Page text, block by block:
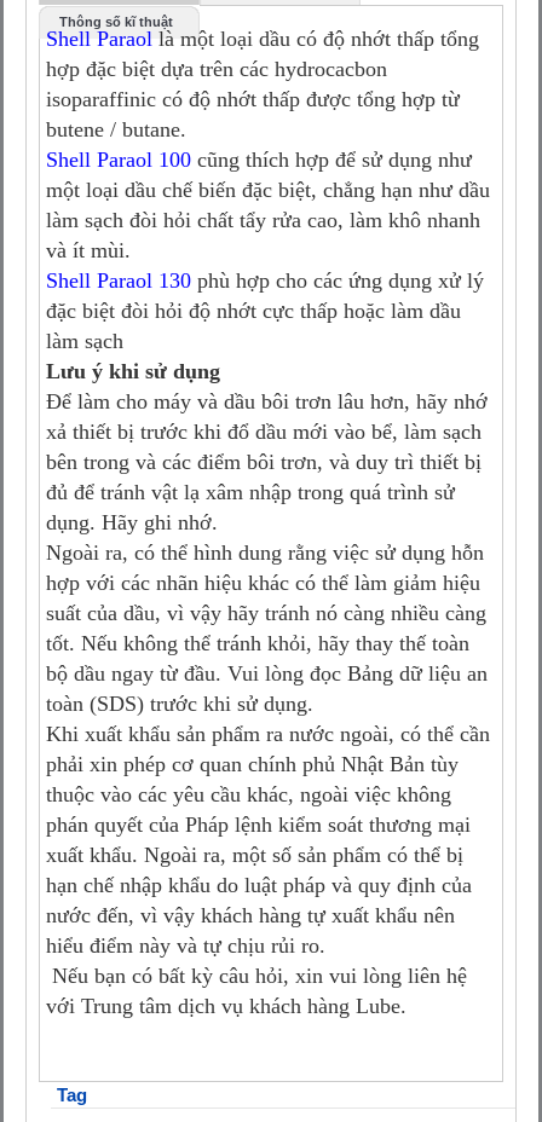
Thông số kĩ thuật
Shell Paraol là một loại dầu có độ nhớt thấp tổng
hợp đặc biệt dựa trên các hydrocacbon
isoparaffinic có độ nhớt thấp được tổng hợp từ
butene / butane.
Shell Paraol 100 cũng thích hợp để sử dụng như
một loại dầu chế biến đặc biệt, chẳng hạn như dầu
làm sạch đòi hỏi chất tẩy rửa cao, làm khô nhanh
và ít mùi.
Shell Paraol 130 phù hợp cho các ứng dụng xử lý
đặc biệt đòi hỏi độ nhớt cực thấp hoặc làm dầu
làm sạch
Lưu ý khi sử dụng
Để làm cho máy và dầu bôi trơn lâu hơn, hãy nhớ
xả thiết bị trước khi đổ dầu mới vào bể, làm sạch
bên trong và các điểm bôi trơn, và duy trì thiết bị
đủ để tránh vật lạ xâm nhập trong quá trình sử
dụng. Hãy ghi nhớ.
Ngoài ra, có thể hình dung rằng việc sử dụng hỗn
hợp với các nhãn hiệu khác có thể làm giảm hiệu
suất của dầu, vì vậy hãy tránh nó càng nhiều càng
tốt. Nếu không thể tránh khỏi, hãy thay thế toàn
bộ dầu ngay từ đầu. Vui lòng đọc Bảng dữ liệu an
toàn (SDS) trước khi sử dụng.
Khi xuất khẩu sản phẩm ra nước ngoài, có thể cần
phải xin phép cơ quan chính phủ Nhật Bản tùy
thuộc vào các yêu cầu khác, ngoài việc không
phán quyết của Pháp lệnh kiểm soát thương mại
xuất khẩu. Ngoài ra, một số sản phẩm có thể bị
hạn chế nhập khẩu do luật pháp và quy định của
nước đến, vì vậy khách hàng tự xuất khẩu nên
hiểu điểm này và tự chịu rủi ro.
Nếu bạn có bất kỳ câu hỏi, xin vui lòng liên hệ
với Trung tâm dịch vụ khách hàng Lube.
Tag